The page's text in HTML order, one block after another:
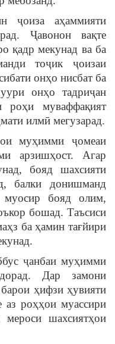
ҷоиза аҳаммияти
Ҷавонон вақте
қадр мекунад ва ба
тоҷик ҷоизаи
онҳо нисбат ба
онҳо тадриҷан
муваффақият
илмӣ мегузарад.
муҳимми ҷомеаи
арзишҳост. Агар
бояд шахсияти
балки донишманд
бояд олим,
бошад. Таъсиси
ба ҳамин тағйири
ҷанбаи муҳимми
Дар замони
ҳифзи ҳувияти
аз роҳҳои муассири
шахсиятҳои